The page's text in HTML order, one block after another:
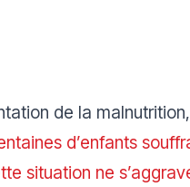
de la
d’enfants
situation ne